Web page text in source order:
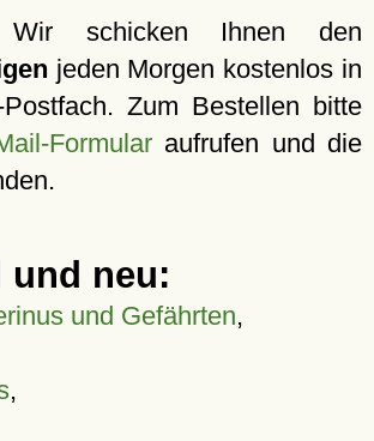
schicken Ihnen den
jeden Morgen kostenlos in
Zum Bestellen bitte
Formular aufrufen und die
und neu:
und Gefährten,
,